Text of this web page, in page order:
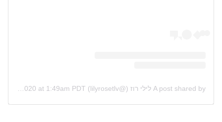
A post shared by לילי רוז (@lilyrosetlv) May 20, 2020 at 1:49am PDT